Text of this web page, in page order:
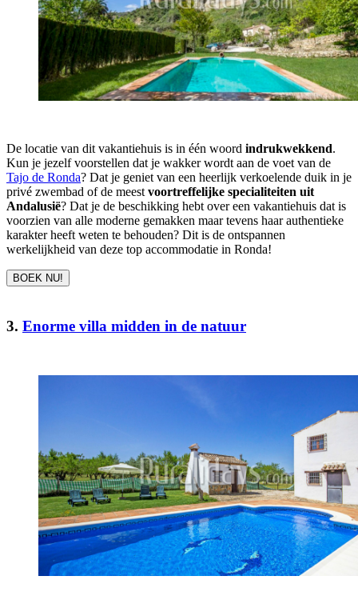
De locatie van dit vakantiehuis is in één woord indrukwekkend.
Kun je jezelf voorstellen dat je wakker wordt aan de voet van de
Tajo de Ronda? Dat je geniet van een heerlijk verkoelende duik in je
privé zwembad of de meest voortreffelijke specialiteiten uit
Andalusië? Dat je de beschikking hebt over een vakantiehuis dat is
voorzien van alle moderne gemakken maar tevens haar authentieke
karakter heeft weten te behouden? Dit is de ontspannen
werkelijkheid van deze top accommodatie in Ronda!
BOEK NU!
3. Enorme villa midden in de natuur